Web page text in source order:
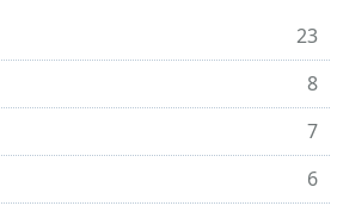
23
8
7
6